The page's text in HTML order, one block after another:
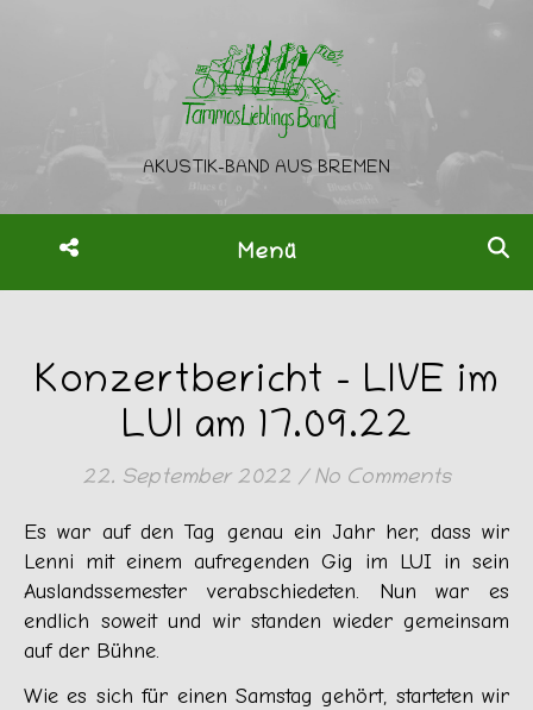
AKUSTIK-BAND AUS BREMEN
Menü
Konzertbericht – LIVE im
LUI am 17.09.22
22. September 2022 / No Comments
Es war auf den Tag genau ein Jahr her, dass wir
Lenni mit einem aufregenden Gig im LUI in sein
Auslandssemester verabschiedeten. Nun war es
endlich soweit und wir standen wieder gemeinsam
auf der Bühne.
Wie es sich für einen Samstag gehört, starteten wir